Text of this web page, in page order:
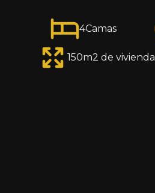
4Camas
150m2 de vivienda